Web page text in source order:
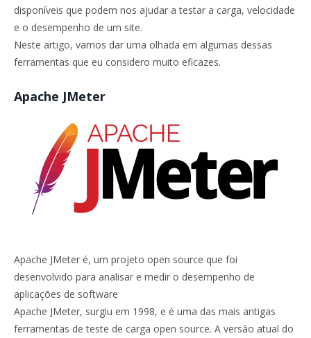
disponíveis que podem nos ajudar a testar a carga, velocidade
e o desempenho de um site.
Neste artigo, vamos dar uma olhada em algumas dessas
ferramentas que eu considero muito eficazes.
Apache JMeter
Apache JMeter é, um projeto open source que foi
desenvolvido para analisar e medir o desempenho de
aplicações de software
Apache JMeter, surgiu em 1998, e é uma das mais antigas
ferramentas de teste de carga open source. A versão atual do